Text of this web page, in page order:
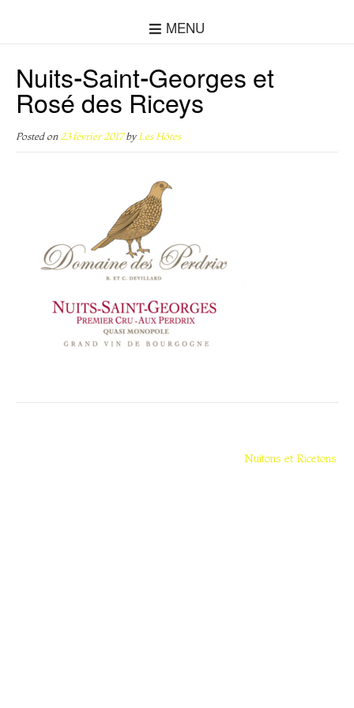
MENU
Nuits-Saint-Georges et
Rosé des Riceys
Posted on 23 février 2017by Les Hôtes
Nuitons et Ricetons